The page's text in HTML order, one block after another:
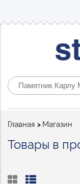
Строка
Главная Магазин
Товары в